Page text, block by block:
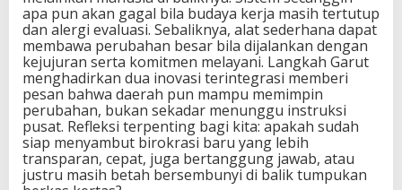
apa pun akan gagal bila budaya kerja masih tertutup
dan alergi evaluasi. Sebaliknya, alat sederhana dapat
membawa perubahan besar bila dijalankan dengan
kejujuran serta komitmen melayani. Langkah Garut
menghadirkan dua inovasi terintegrasi memberi
pesan bahwa daerah pun mampu memimpin
perubahan, bukan sekadar menunggu instruksi
pusat. Refleksi terpenting bagi kita: apakah sudah
siap menyambut birokrasi baru yang lebih
transparan, cepat, juga bertanggung jawab, atau
justru masih betah bersembunyi di balik tumpukan